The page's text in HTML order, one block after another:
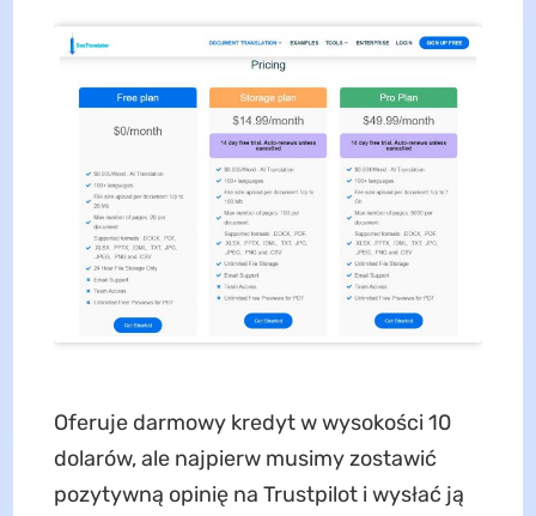
Oferuje darmowy kredyt w wysokości 10
dolarów, ale najpierw musimy zostawić
pozytywną opinię na Trustpilot i wysłać ją